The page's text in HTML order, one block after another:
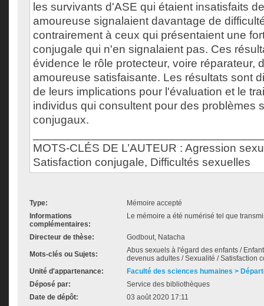
les survivants d'ASE qui étaient insatisfaits
amoureuse signalaient davantage de
contrairement à ceux qui présentaient une
conjugale qui n'en signalaient pas. Ces
évidence le rôle protecteur, voire réparateur,
amoureuse satisfaisante. Les résultats sont
de leurs implications pour l'évaluation et le
individus qui consultent pour des problèmes
conjugaux.
MOTS-CLÉS DE L’AUTEUR : Agression
Satisfaction conjugale, Difficultés sexuelles
Type:
Mémoire accepté
Informations
complémentaires:
Le mémoire a été numérisé tel que
Directeur de thèse: Godbout, Natacha
Mots-clés ou Sujets:
Abus sexuels à l'égard des enfants /
devenus adultes / Sexualité / Satisfaction
Unité d'appartenance:
Faculté des sciences humaines >
Déposé par:
Service des bibliothèques
Date de dépôt:
03 août 2020 17:11